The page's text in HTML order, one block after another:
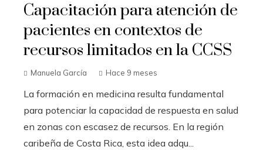
Capacitación para atención de
pacientes en contextos de
recursos limitados en la CCSS
Manuela García Hace 9 meses
La formación en medicina resulta fundamental
para potenciar la capacidad de respuesta en salud
en zonas con escasez de recursos. En la región
caribeña de Costa Rica, esta idea adqu...